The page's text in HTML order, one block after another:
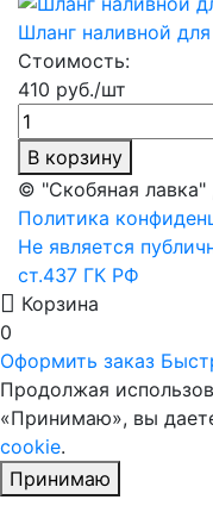
Шланг наливной
Стоимость:
410 руб./шт
В корзину
© "Скобяная лавка"
Политика
Не является
ст.437 ГК РФ
Корзина
0
Оформить заказ
Продолжая
«Принимаю», вы
cookie.
Принимаю